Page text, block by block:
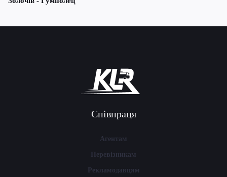
Співпраця
Агентам
Перевізникам
Рекламодавцям